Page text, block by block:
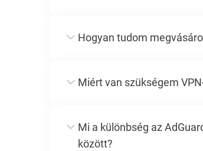
Hogyan tudom
Miért van szükségem
Mi a különbség az
között?